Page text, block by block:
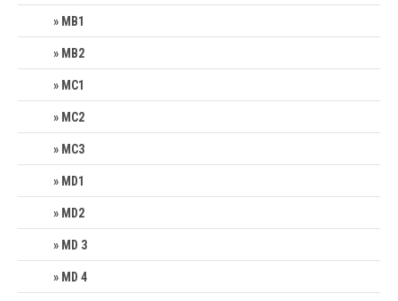
MB1
MB2
MC1
MC2
MC3
MD1
MD2
MD 3
MD 4